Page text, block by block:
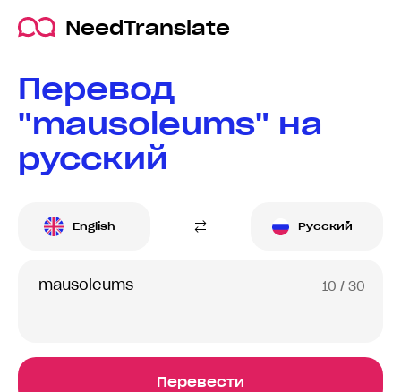
NeedTranslate
Перевод
"mausoleums" на
русский
English Русский
10 / 30
Перевести